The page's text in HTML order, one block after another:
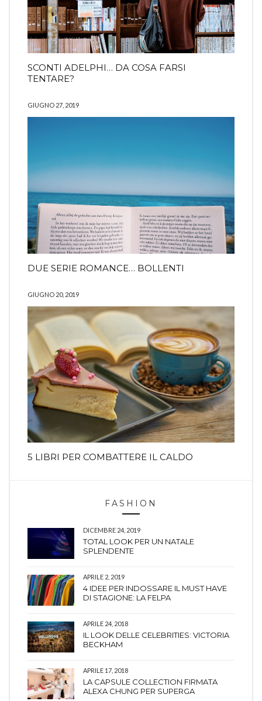
SCONTI ADELPHI… DA COSA FARSI
TENTARE?
GIUGNO 27, 2019
DUE SERIE ROMANCE… BOLLENTI
GIUGNO 20, 2019
5 LIBRI PER COMBATTERE IL CALDO
FASHION
DICEMBRE 24, 2019
TOTAL LOOK PER UN NATALE
SPLENDENTE
APRILE 2, 2019
4 IDEE PER INDOSSARE IL MUST HAVE
DI STAGIONE: LA FELPA
APRILE 24, 2018
IL LOOK DELLE CELEBRITIES: VICTORIA
BECKHAM
APRILE 17, 2018
LA CAPSULE COLLECTION FIRMATA
ALEXA CHUNG PER SUPERGA